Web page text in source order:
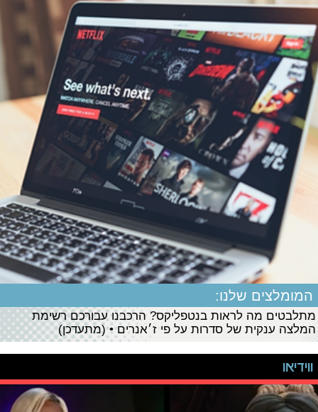
המומלצים שלנו:
מתלבטים מה לראות בנטפליקס? הרכבנו עבורכם רשימת
המלצה ענקית של סדרות על פי ז׳אנרים • (מתעדכן)
ווידיאו